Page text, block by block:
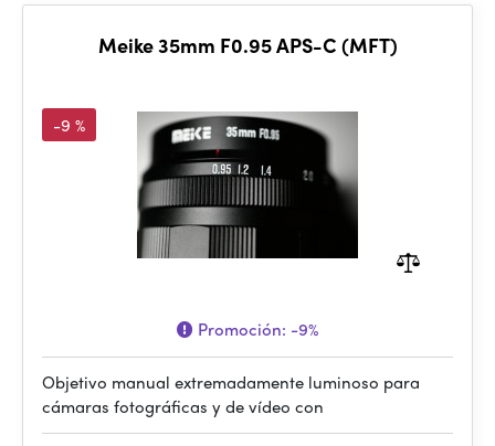
Meike 35mm F0.95 APS-C (MFT)
-9 %
Promoción: -9%
Objetivo manual extremadamente luminoso para
cámaras fotográficas y de vídeo con